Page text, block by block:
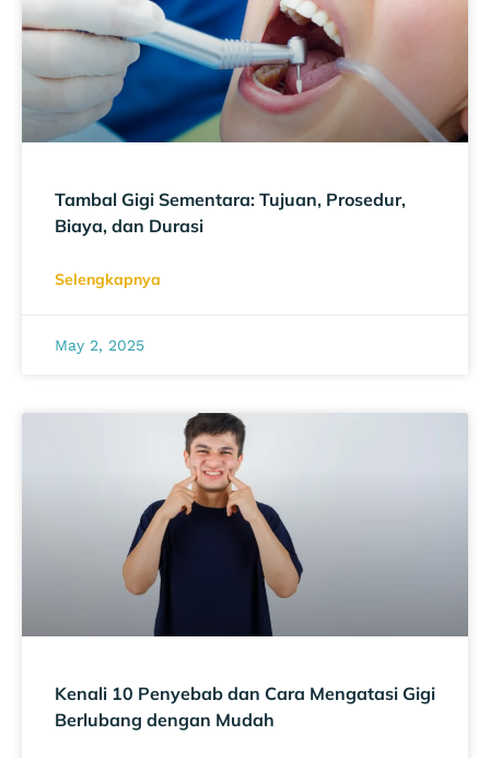
Tambal Gigi Sementara: Tujuan, Prosedur,
Biaya, dan Durasi
Selengkapnya
May 2, 2025
Kenali 10 Penyebab dan Cara Mengatasi Gigi
Berlubang dengan Mudah